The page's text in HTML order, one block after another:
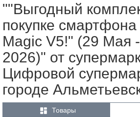
""Выгодный
покупке
Magic V5!" (29 Мая
2026)" от
Цифровой
городе
 Товары